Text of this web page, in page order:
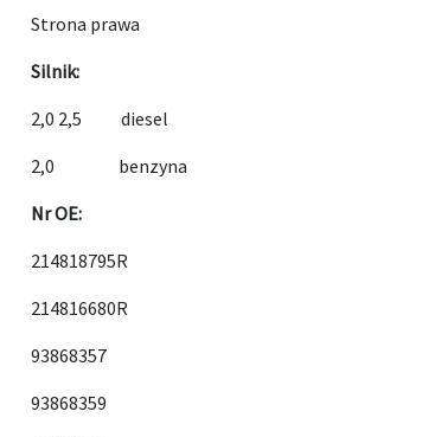
Strona prawa
Silnik:
2,0 2,5 diesel
2,0 benzyna
Nr OE:
214818795R
214816680R
93868357
93868359